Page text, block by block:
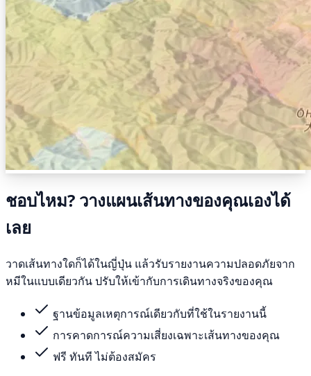
ชอบไหม? วางแผนเส้นทางของคุณเองได้
เลย
วาดเส้นทางใดก็ได้ในญี่ปุ่น แล้วรับรายงานความปลอดภัยจาก
หมีในแบบเดียวกัน ปรับให้เข้ากับการเดินทางจริงของคุณ
ฐานข้อมูลเหตุการณ์เดียวกับที่ใช้ในรายงานนี้
การคาดการณ์ความเสี่ยงเฉพาะเส้นทางของคุณ
ฟรี ทันที ไม่ต้องสมัคร